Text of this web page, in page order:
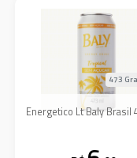
Energetico Lt Baly Brasil
473